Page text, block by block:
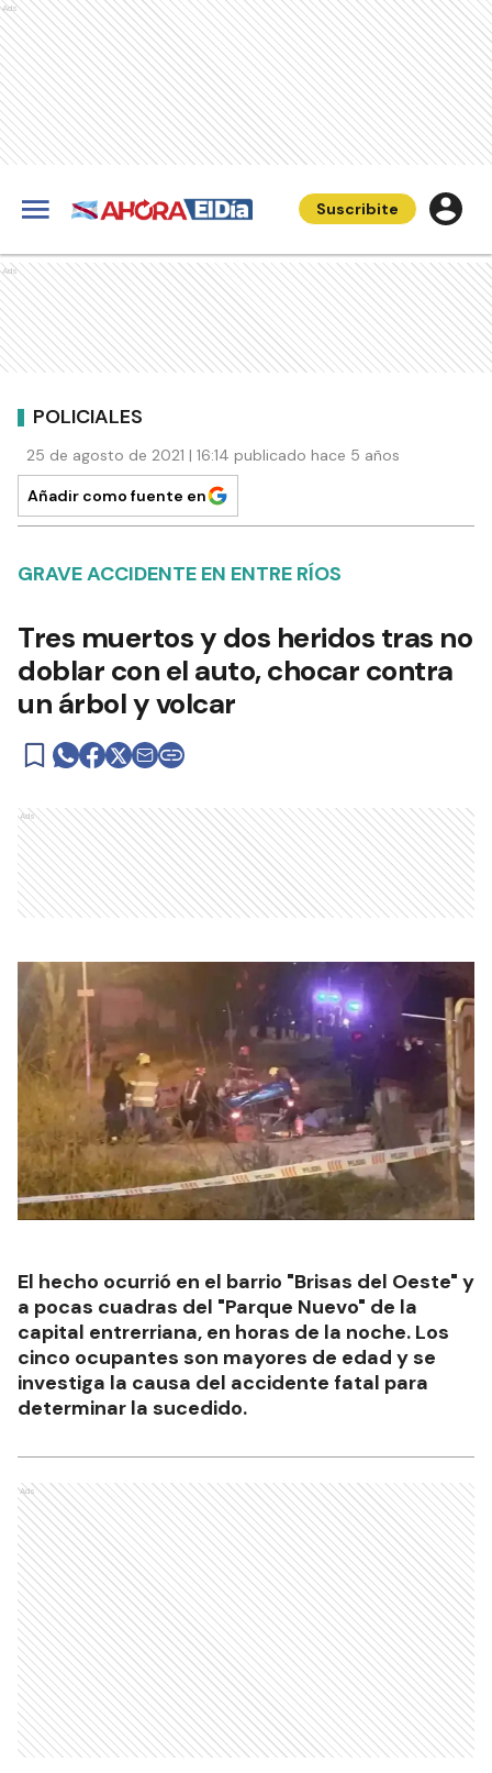
Ads
Suscribite
Ads
POLICIALES
25 de agosto de 2021 | 16:14 publicado hace 5 años
Añadir como fuente en
GRAVE ACCIDENTE EN ENTRE RÍOS
Tres muertos y dos heridos tras no
doblar con el auto, chocar contra
un árbol y volcar
Ads
El hecho ocurrió en el barrio "Brisas del Oeste" y
a pocas cuadras del "Parque Nuevo" de la
capital entrerriana, en horas de la noche. Los
cinco ocupantes son mayores de edad y se
investiga la causa del accidente fatal para
determinar la sucedido.
Ads